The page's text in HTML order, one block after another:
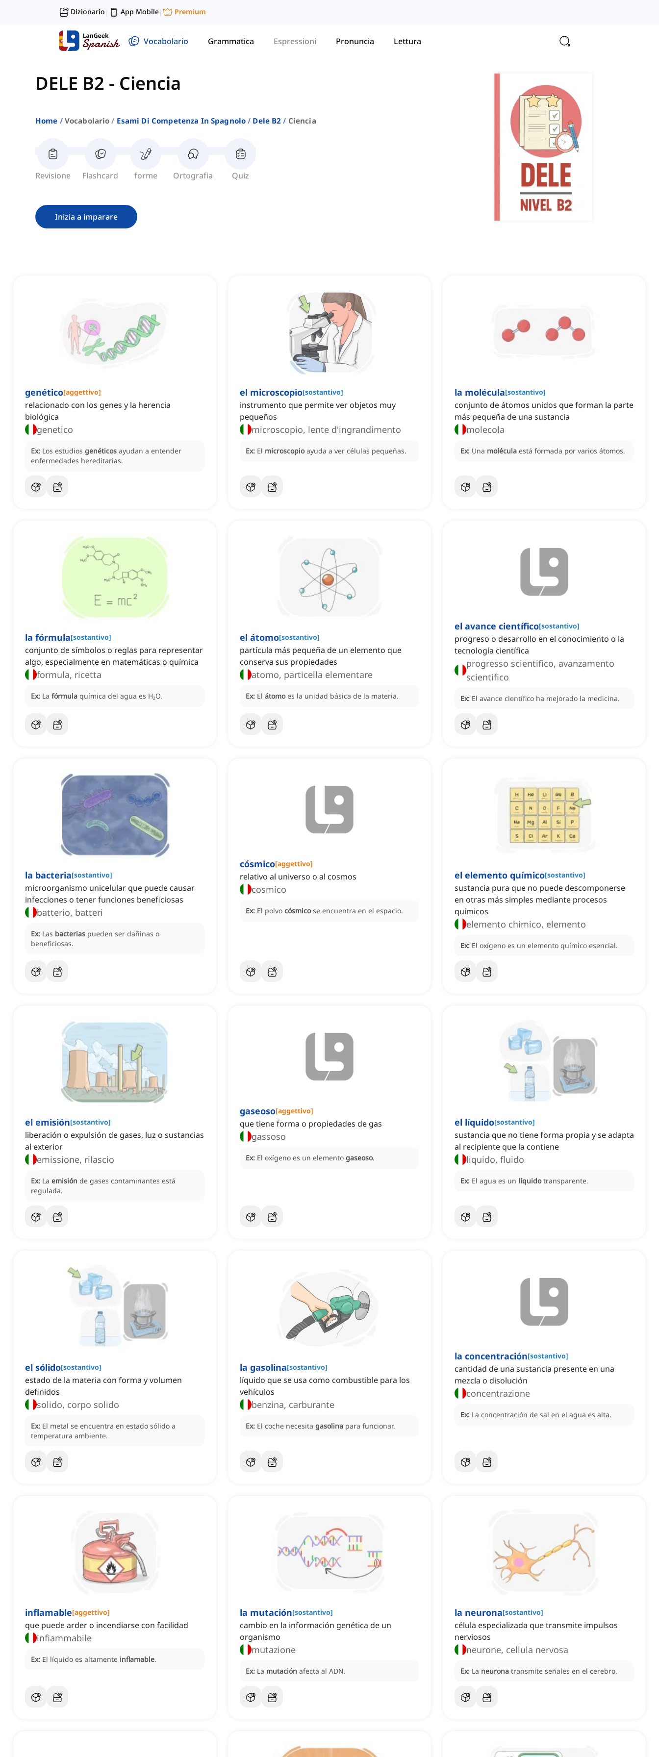
Dizionario | App Mobile| Premium
Vocabolario Grammatica Espressioni Pronuncia Lettura
DELE B2 - Ciencia
Home Vocabolario Esami Di Competenza In Spagnolo Dele B2 Ciencia
Revisione Flashcard forme Ortografia Quiz
Inizia a imparare
genético[aggettivo]
relacionado con los genes y la herencia
biológica
genetico
Ex: Los estudios genéticos ayudan a entender
enfermedades hereditarias.
el microscopio[sostantivo]
instrumento que permite ver objetos muy
pequeños
microscopio, lente d'ingrandimento
Ex: El microscopio ayuda a ver células pequeñas.
la molécula[sostantivo]
conjunto de átomos unidos que forman la parte
más pequeña de una sustancia
molecola
Ex: Una molécula está formada por varios átomos.
la fórmula[sostantivo]
conjunto de símbolos o reglas para representar
algo, especialmente en matemáticas o química
formula, ricetta
Ex: La fórmula química del agua es H₂O.
el átomo[sostantivo]
partícula más pequeña de un elemento que
conserva sus propiedades
atomo, particella elementare
Ex: El átomo es la unidad básica de la materia.
el avance científico[sostantivo]
progreso o desarrollo en el conocimiento o la
tecnología científica
progresso scientifico, avanzamento
scientifico
Ex: El avance científico ha mejorado la medicina.
la bacteria[sostantivo]
microorganismo unicelular que puede causar
infecciones o tener funciones beneficiosas
batterio, batteri
Ex: Las bacterias pueden ser dañinas o
beneficiosas.
cósmico[aggettivo]
relativo al universo o al cosmos
cosmico
Ex: El polvo cósmico se encuentra en el espacio.
el elemento químico[sostantivo]
sustancia pura que no puede descomponerse
en otras más simples mediante procesos
químicos
elemento chimico, elemento
Ex: El oxígeno es un elemento químico esencial.
el emisión[sostantivo]
liberación o expulsión de gases, luz o sustancias
al exterior
emissione, rilascio
Ex: La emisión de gases contaminantes está
regulada.
gaseoso[aggettivo]
que tiene forma o propiedades de gas
gassoso
Ex: El oxígeno es un elemento gaseoso.
el líquido[sostantivo]
sustancia que no tiene forma propia y se adapta
al recipiente que la contiene
liquido, fluido
Ex: El agua es un líquido transparente.
el sólido[sostantivo]
estado de la materia con forma y volumen
definidos
solido, corpo solido
Ex: El metal se encuentra en estado sólido a
temperatura ambiente.
la gasolina[sostantivo]
líquido que se usa como combustible para los
vehículos
benzina, carburante
Ex: El coche necesita gasolina para funcionar.
la concentración[sostantivo]
cantidad de una sustancia presente en una
mezcla o disolución
concentrazione
Ex: La concentración de sal en el agua es alta.
inflamable[aggettivo]
que puede arder o incendiarse con facilidad
infiammabile
Ex: El líquido es altamente inflamable.
la mutación[sostantivo]
cambio en la información genética de un
organismo
mutazione
Ex: La mutación afecta al ADN.
la neurona[sostantivo]
célula especializada que transmite impulsos
nerviosos
neurone, cellula nervosa
Ex: La neurona transmite señales en el cerebro.